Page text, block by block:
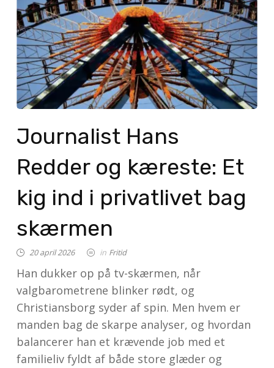
Journalist Hans
Redder og kæreste: Et
kig ind i privatlivet bag
skærmen
20 april 2026 in Fritid
Han dukker op på tv-skærmen, når
valgbarometrene blinker rødt, og
Christiansborg syder af spin. Men hvem er
manden bag de skarpe analyser, og hvordan
balancerer han et krævende job med et
familieliv fyldt af både store glæder og